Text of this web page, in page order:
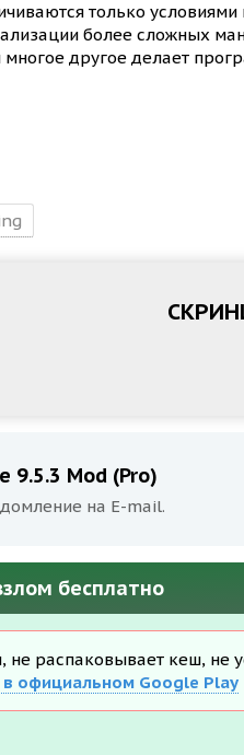
только
более сложных
другое делает
9.5.3 Mod (Pro)
на E-mail.
бесплатно
не распаковывает кеш, не
в официальном Google Play